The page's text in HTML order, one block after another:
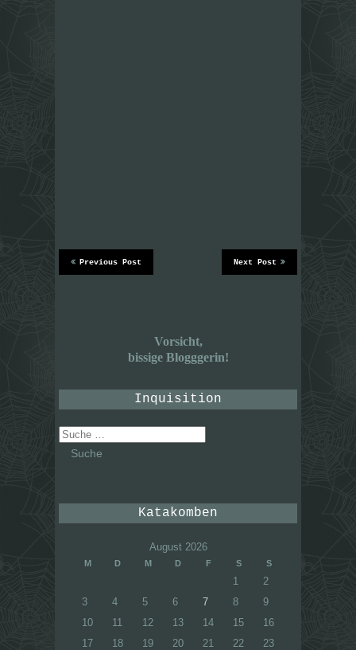
Next Post
Previous Post
Vorsicht,
bissige Blogggerin!
Inquisition
Suche
nach:
Katakomben
August 2026
M D M D F S S
1
2
3
4 5 6 7 8
9
10
11 12 13 14 15
16
17
18 19 20 21 22
23